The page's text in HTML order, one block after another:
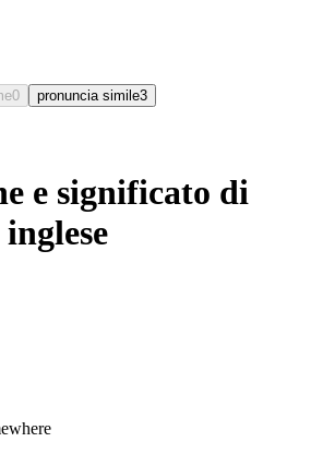
0 pronuncia simile3
e significato di